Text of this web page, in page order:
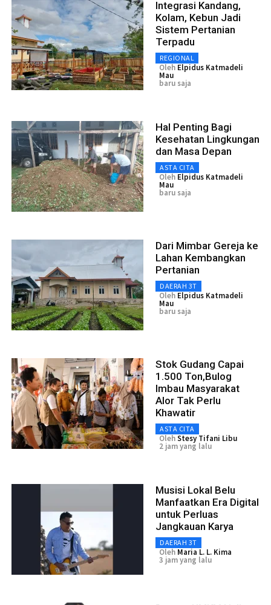
Integrasi Kandang,
Kolam, Kebun Jadi
Sistem Pertanian
Terpadu
REGIONAL
Oleh Elpidus Katmadeli
Mau
baru saja
Hal Penting Bagi
Kesehatan Lingkungan
dan Masa Depan
ASTA CITA
Oleh Elpidus Katmadeli
Mau
baru saja
Dari Mimbar Gereja ke
Lahan Kembangkan
Pertanian
DAERAH 3T
Oleh Elpidus Katmadeli
Mau
baru saja
Stok Gudang Capai
1.500 Ton,Bulog
Imbau Masyarakat
Alor Tak Perlu
Khawatir
ASTA CITA
OlehStesy Tifani Libu
2 jam yang lalu
Musisi Lokal Belu
Manfaatkan Era Digital
untuk Perluas
Jangkauan Karya
DAERAH 3T
Oleh Maria L. L. Kima
3 jam yang lalu